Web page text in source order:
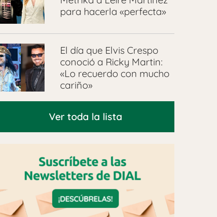
para hacerla «perfecta»
El día que Elvis Crespo
conoció a Ricky Martin:
«Lo recuerdo con mucho
cariño»
Ver toda la lista